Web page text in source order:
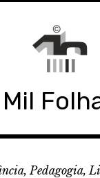
Mil
Pedagogia,